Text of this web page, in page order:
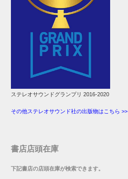
ステレオサウンドグランプリ 2016-2020
その他ステレオサウンド社の出版物はこちら >>
書店店頭在庫
下記書店の店頭在庫が検索できます。